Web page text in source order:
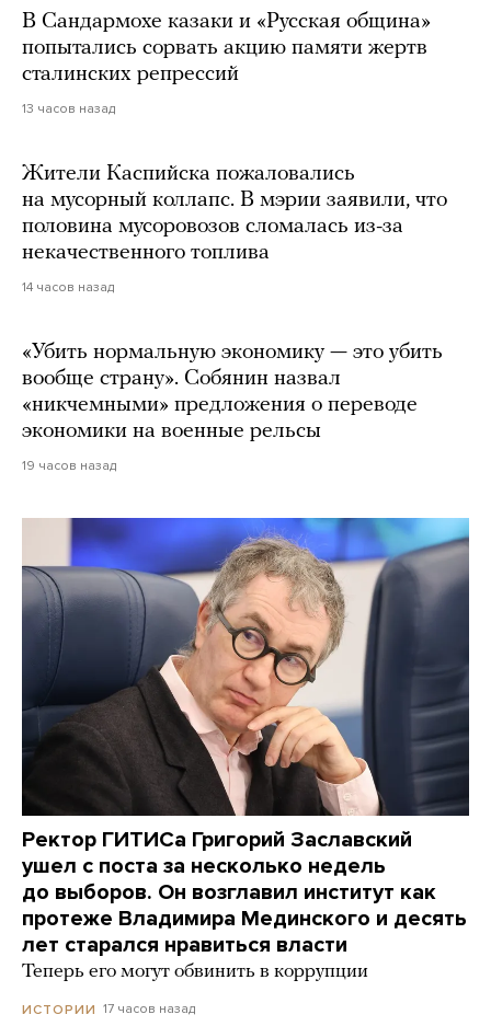
В Сандармохе казаки и «Русская община»
попытались сорвать акцию памяти жертв
сталинских репрессий
13 часов назад
Жители Каспийска пожаловались
на мусорный коллапс. В мэрии заявили, что
половина мусоровозов сломалась из-за
некачественного топлива
14 часов назад
«Убить нормальную экономику — это убить
вообще страну». Собянин назвал
«никчемными» предложения о переводе
экономики на военные рельсы
19 часов назад
Ректор ГИТИСа Григорий Заславский
ушел с поста за несколько недель
до выборов. Он возглавил институт как
протеже Владимира Мединского и десять
лет старался нравиться власти
Теперь его могут обвинить в коррупции
ИСТОРИИ 17 часов назад